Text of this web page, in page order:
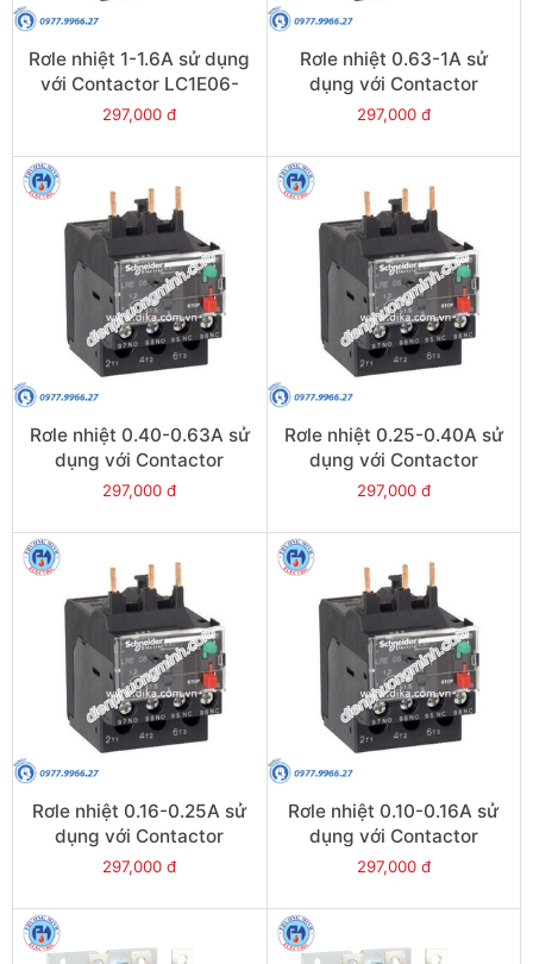
Rơle nhiệt 1-1.6A sử dụng
với Contactor LC1E06-
E38 - Model LRE06
297,000 đ
Rơle nhiệt 0.63-1A sử
dụng với Contactor
LC1E06-E38 - Model
297,000 đ
Rơle nhiệt 0.40-0.63A sử
dụng với Contactor
LC1E06-E38 - Model
297,000 đ
Rơle nhiệt 0.25-0.40A sử
dụng với Contactor
LC1E06-E38 - Model
297,000 đ
Rơle nhiệt 0.16-0.25A sử
dụng với Contactor
LC1E06-E38 - Model
297,000 đ
Rơle nhiệt 0.10-0.16A sử
dụng với Contactor
LC1E06-E38 - Model
297,000 đ